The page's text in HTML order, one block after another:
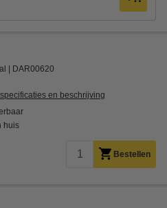
DAR00620
en beschrijving
huis
Bestellen